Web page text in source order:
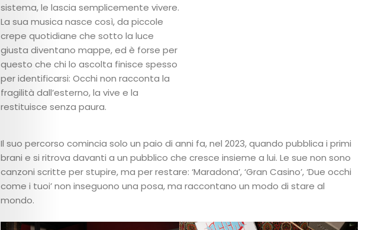
sistema, le lascia semplicemente vivere.
La sua musica nasce così, da piccole
crepe quotidiane che sotto la luce
giusta diventano mappe, ed è forse per
questo che chi lo ascolta finisce spesso
per identificarsi: Occhi non racconta la
fragilità dall’esterno, la vive e la
restituisce senza paura.
Il suo percorso comincia solo un paio di anni fa, nel 2023, quando pubblica i primi
brani e si ritrova davanti a un pubblico che cresce insieme a lui. Le sue non sono
canzoni scritte per stupire, ma per restare: ‘Maradona’, ‘Gran Casino’, ‘Due occhi
come i tuoi’ non inseguono una posa, ma raccontano un modo di stare al
mondo.